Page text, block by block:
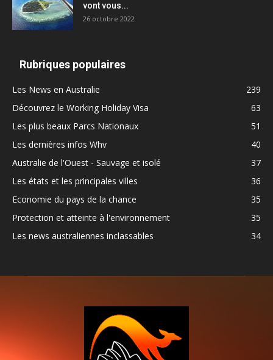
vont vous...
26 octobre 2022
Rubriques populaires
Les News en Australie
239
Découvrez le Working Holiday Visa
63
Les plus beaux Parcs Nationaux
51
Les dernières infos Whv
40
Australie de l'Ouest - Sauvage et isolé
37
Les états et les principales villes
36
Economie du pays de la chance
35
Protection et atteinte à l'environnement
35
Les news australiennes inclassables
34